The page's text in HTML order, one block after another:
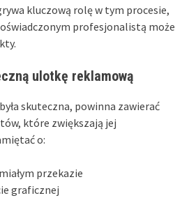
kluczową rolę w tym procesie,
profesjonalistą może
ulotkę reklamową
skuteczna, powinna zawierać
które zwiększają jej
o:
przekazie
graficznej